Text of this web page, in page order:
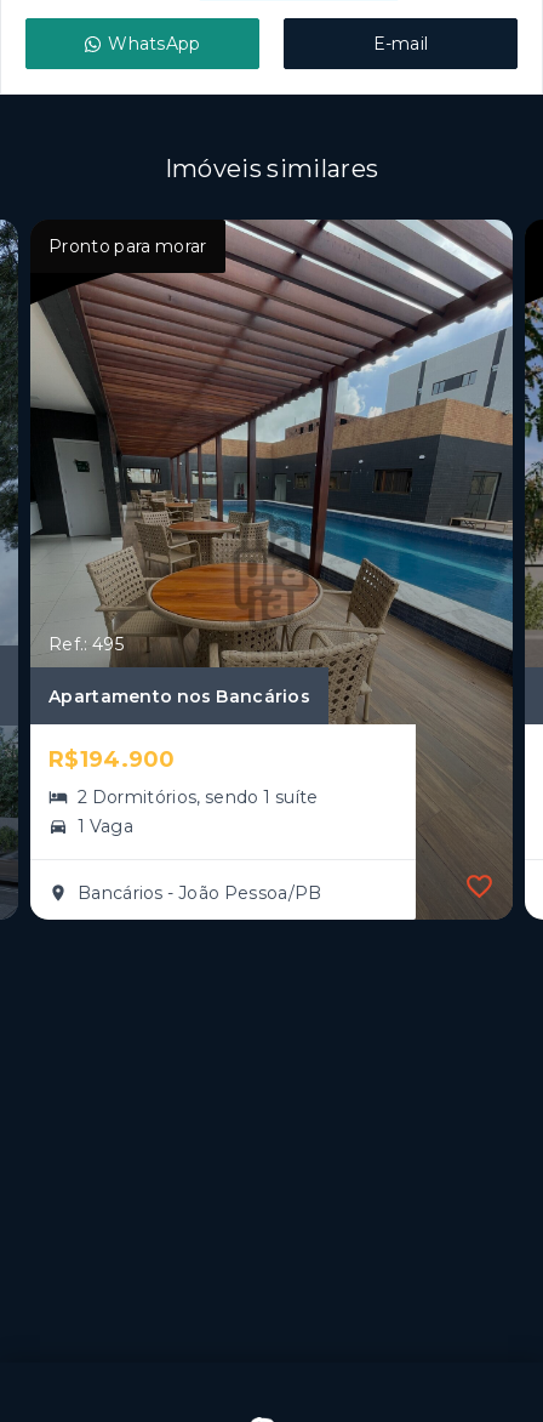
WhatsApp E-mail
Imóveis similares
Pronto para morar
Ref.: 495
Apartamento nos Bancários
R$194.900
2 Dormitórios, sendo 1 suíte
1 Vaga
Bancários - João Pessoa/PB